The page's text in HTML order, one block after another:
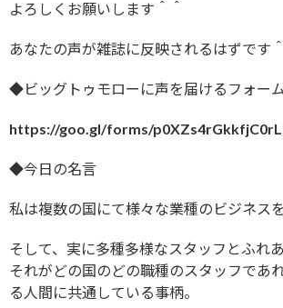
よろしくお願いします＾＾
あなたの声が雑誌に反映されるはずです
◆ビッグトゥモローに声を届けるフォー
https://goo.gl/forms/
◆今日の名言
私は複数の国にて様々な業種のビジネス
そして、実に多種多様なスタッフとふれあ
それがどの国のどの職種のスタッフであ
る人間に共通している事柄。